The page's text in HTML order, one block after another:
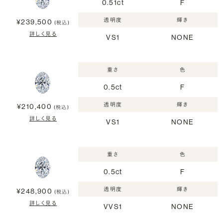
¥239,500 (税込)
詳しく見る
0.51ct F
透明度
VS1
輝き
NONE
¥210,400 (税込)
詳しく見る
重さ
0.5ct
色
F
透明度
VS1
輝き
NONE
¥248,900 (税込)
詳しく見る
重さ
0.5ct
色
F
透明度
VVS1
輝き
NONE